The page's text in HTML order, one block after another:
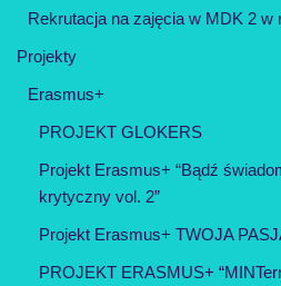
Rekrutacja na zajęcia w MDK 2 w
Projekty
Erasmus+
PROJEKT GLOKERS
Projekt Erasmus+ “Bądź
krytyczny vol. 2”
Projekt Erasmus+ TWOJA
PROJEKT ERASMUS+